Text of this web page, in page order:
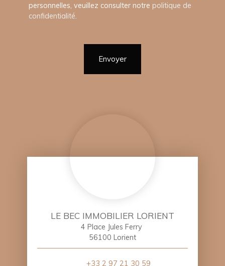
personnelles, veuillez consulter notre politique de
confidentialité.
Envoyer
LE BEC IMMOBILIER LORIENT
4 Place Jules Ferry
56100 Lorient
+33 2 97 21 30 59